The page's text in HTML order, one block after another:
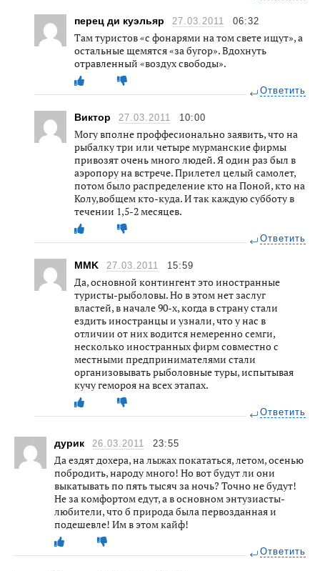
перец ди куэльяр 27.03.2011 06:32
Там туристов «с фонарями на том свете ищут», а
остальные щемятся «за бугор». Вдохнуть
отравленный «воздух свободы».
Ответить
Виктор 27.03.2011 10:00
Могу вполне проффесионально заявить, что на
рыбалку три или четыре мурманские фирмы
привозят очень много людей. Я один раз был в
аэропору на встрече. Прилетел целый самолет,
потом было распределение кто на Поной, кто на
Колу,вобщем кто-куда. И так каждую субботу в
течении 1,5-2 месяцев.
Ответить
MMK 27.03.2011 15:59
Да, основной контингент это иностранные
туристы-рыболовы. Но в этом нет заслуг
властей, в начале 90-х, когда в страну стали
ездить иностранцы и узнали, что у нас в
отличии от них водится немеренно семги,
несколько иностранных фирм совместно с
местными предпринимателями стали
организовывать рыболовные туры, испытывая
кучу гемороя на всех этапах.
Ответить
дурик 26.03.2011 23:55
Да ездят дохера, на лыжах покататься, летом, осенью
побродить, народу много! Но вот будут ли они
выкатывать по пять тысяч за ночь? Точно не будут!
Не за комфортом едут, а в основном энтузиасты-
любители, что б природа была первозданная и
подешевле! Им в этом кайф!
Ответить